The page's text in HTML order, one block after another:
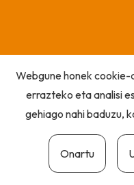
Webgune honek
errazteko eta analisi
gehiago nahi baduzu,
Onartu